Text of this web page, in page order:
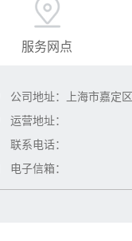
服务网点
公司地址：上海市嘉定
运营地址：
联系电话：
电子信箱：